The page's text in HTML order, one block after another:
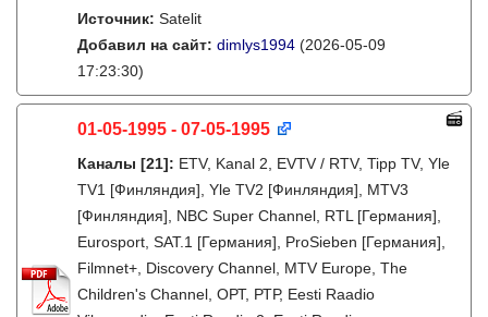
Источник: Satelit
Добавил на сайт: dimlys1994 (2026-05-09
17:23:30)
01-05-1995 - 07-05-1995
Каналы [21]: ETV, Kanal 2, EVTV / RTV, Tipp TV, Yle
TV1 [Финляндия], Yle TV2 [Финляндия], MTV3
[Финляндия], NBC Super Channel, RTL [Германия],
Eurosport, SAT.1 [Германия], ProSieben [Германия],
Filmnet+, Discovery Channel, MTV Europe, The
Children's Channel, ОРТ, РТР, Eesti Raadio